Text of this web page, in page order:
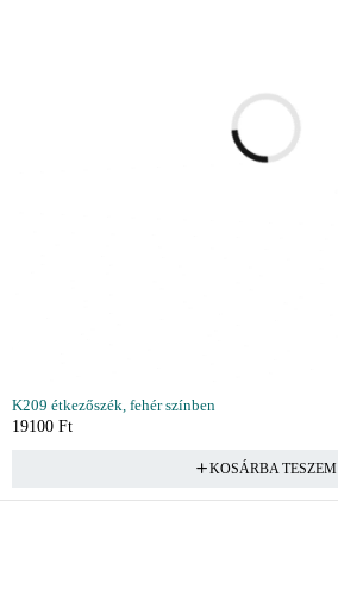
K209 étkezőszék, fehér színben
19100 Ft
KOSÁRBA TESZEM